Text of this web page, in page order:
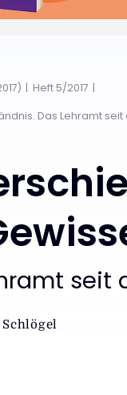
Heft 5/2017
Das Lehramt seit
seit